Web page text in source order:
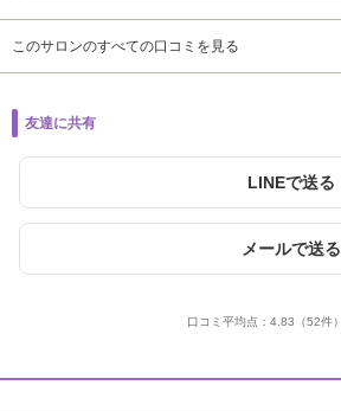
このサロンのすべての口コミを見る
友達に共有
LINEで送る
メールで送る
口コミ平均点： 4.83 （52件）